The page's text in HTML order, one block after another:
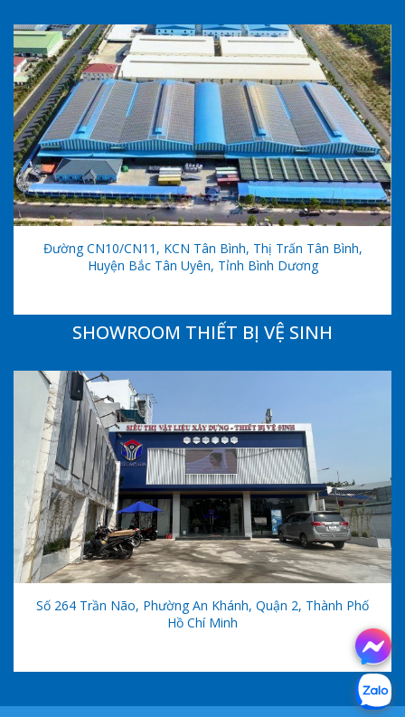
Đường CN10/CN11, KCN Tân Bình, Thị Trấn Tân Bình,
Huyện Bắc Tân Uyên, Tỉnh Bình Dương
SHOWROOM THIẾT BỊ VỆ SINH
Số 264 Trần Não, Phường An Khánh, Quận 2, Thành Phố
Hồ Chí Minh